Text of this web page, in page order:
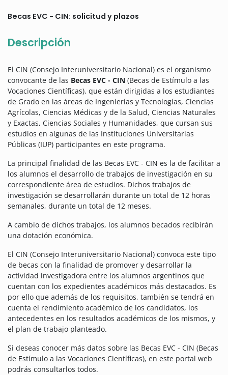
Becas EVC - CIN: solicitud y plazos
Descripción
El CIN (Consejo Interuniversitario Nacional) es el organismo
convocante de las Becas EVC - CIN (Becas de Estímulo a las
Vocaciones Científicas), que están dirigidas a los estudiantes
de Grado en las áreas de Ingenierías y Tecnologías, Ciencias
Agrícolas, Ciencias Médicas y de la Salud, Ciencias Naturales
y Exactas, Ciencias Sociales y Humanidades, que cursan sus
estudios en algunas de las Instituciones Universitarias
Públicas (IUP) participantes en este programa.
La principal finalidad de las Becas EVC - CIN es la de facilitar a
los alumnos el desarrollo de trabajos de investigación en su
correspondiente área de estudios. Dichos trabajos de
investigación se desarrollarán durante un total de 12 horas
semanales, durante un total de 12 meses.
A cambio de dichos trabajos, los alumnos becados recibirán
una dotación económica.
El CIN (Consejo Interuniversitario Nacional) convoca este tipo
de becas con la finalidad de promover y desarrollar la
actividad investigadora entre los alumnos argentinos que
cuentan con los expedientes académicos más destacados. Es
por ello que además de los requisitos, también se tendrá en
cuenta el rendimiento académico de los candidatos, los
antecedentes en los resultados académicos de los mismos, y
el plan de trabajo planteado.
Si deseas conocer más datos sobre las Becas EVC - CIN (Becas
de Estímulo a las Vocaciones Científicas), en este portal web
podrás consultarlos todos.